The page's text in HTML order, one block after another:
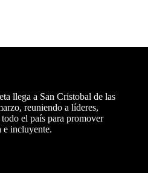
llega a San Cristobal de las
reuniendo a líderes,
el país para promover
e incluyente.